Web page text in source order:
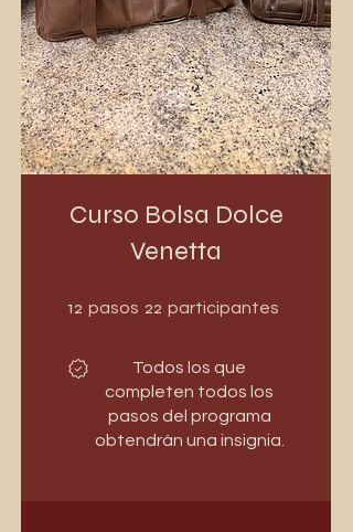
Curso Bolsa Dolce
Venetta
12 pasos 22 participantes
Todos los que
completen todos los
pasos del programa
obtendrán una insignia.